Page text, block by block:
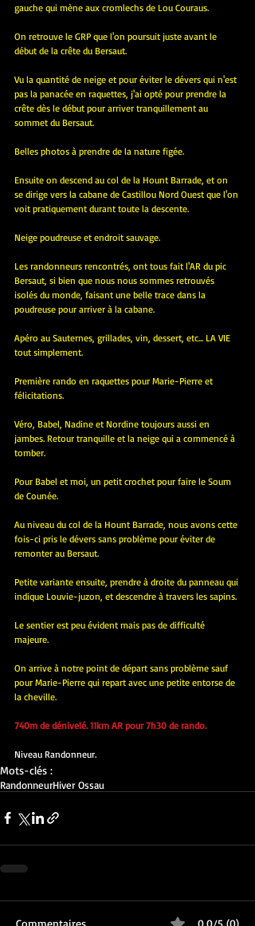
gauche qui mène aux cromlechs de Lou Couraus.
On retrouve le GRP que l'on poursuit juste avant le
début de la crête du Bersaut.
Vu la quantité de neige et pour éviter le dévers qui n'est
pas la panacée en raquettes, j'ai opté pour prendre la
crête dès le début pour arriver tranquillement au
sommet du Bersaut.
Belles photos à prendre de la nature figée.
Ensuite on descend au col de la Hount Barrade, et on
se dirige vers la cabane de Castillou Nord Ouest que l'on
voit pratiquement durant toute la descente.
Neige poudreuse et endroit sauvage.
Les randonneurs rencontrés, ont tous fait l'AR du pic
Bersaut, si bien que nous nous sommes retrouvés
isolés du monde, faisant une belle trace dans la
poudreuse pour arriver à la cabane.
Apéro au Sauternes, grillades, vin, dessert, etc... LA VIE
tout simplement.
Première rando en raquettes pour Marie-Pierre et
félicitations.
Véro, Babel, Nadine et Nordine toujours aussi en
jambes. Retour tranquille et la neige qui a commencé à
tomber.
Pour Babel et moi, un petit crochet pour faire le Soum
de Counée.
Au niveau du col de la Hount Barrade, nous avons cette
fois-ci pris le dévers sans problème pour éviter de
remonter au Bersaut.
Petite variante ensuite, prendre à droite du panneau qui
indique Louvie-juzon, et descendre à travers les sapins.
Le sentier est peu évident mais pas de difficulté
majeure.
On arrive à notre point de départ sans problème sauf
pour Marie-Pierre qui repart avec une petite entorse de
la cheville.
740m de dénivelé. 11km AR pour 7h30 de rando.
Niveau Randonneur.
Mots-clés :
RandonneurHiver Ossau
Commentaires 0.0/5 (0)